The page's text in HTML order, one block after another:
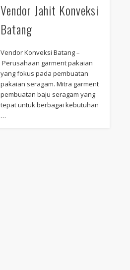
Vendor Jahit Konveksi
Batang
Vendor Konveksi Batang –
Perusahaan garment pakaian
yang fokus pada pembuatan
pakaian seragam. Mitra garment
pembuatan baju seragam yang
tepat untuk berbagai kebutuhan
…